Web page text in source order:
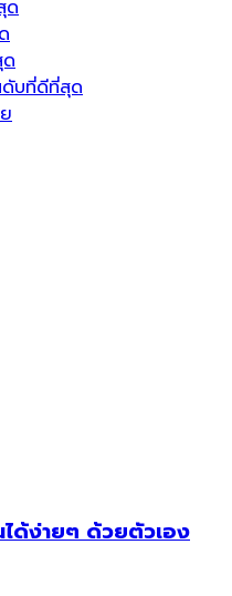
ด
ดับที่ดีที่สุด
ด้ง่ายๆ ด้วยตัวเอง